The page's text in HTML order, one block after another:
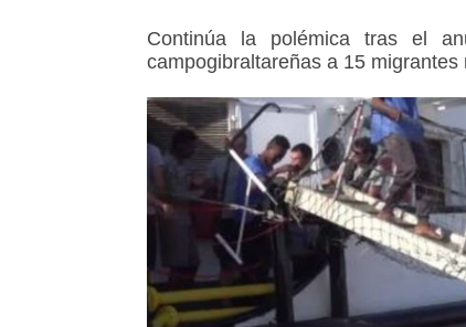
Continúa la polémica tras el
campogibraltareñas a 15